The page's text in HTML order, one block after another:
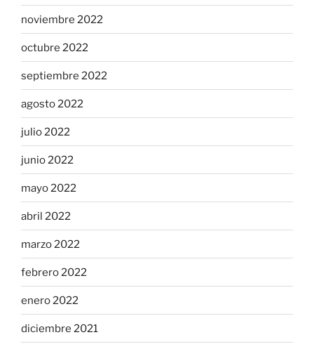
noviembre 2022
octubre 2022
septiembre 2022
agosto 2022
julio 2022
junio 2022
mayo 2022
abril 2022
marzo 2022
febrero 2022
enero 2022
diciembre 2021